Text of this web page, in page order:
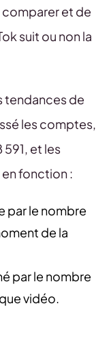
comparer et de
suit ou non la
tendances de
les comptes,
et les
fonction :
par le nombre
de la
par le nombre
vidéo.